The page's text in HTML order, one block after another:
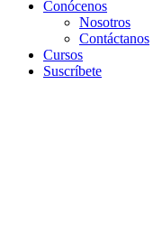
Conócenos
Nosotros
Contáctanos
Cursos
Suscríbete